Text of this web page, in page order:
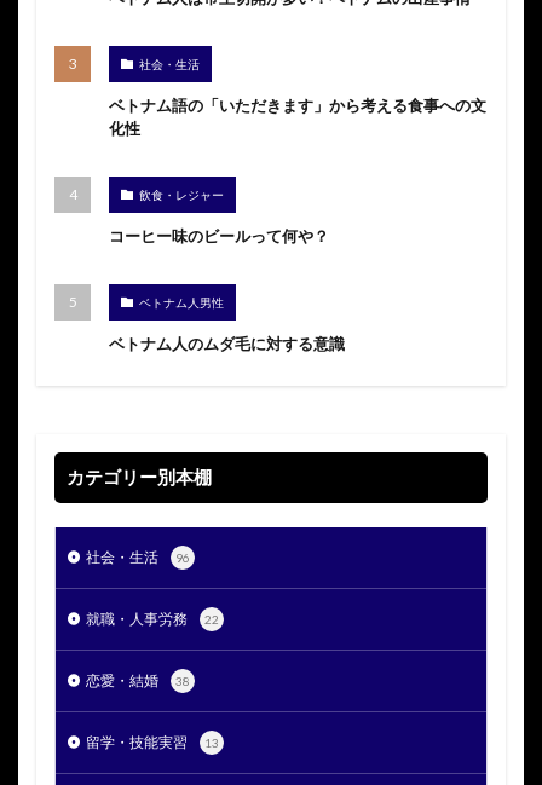
社会・生活
ベトナム語の「いただきます」から考える食事への文
化性
飲食・レジャー
コーヒー味のビールって何や？
ベトナム人男性
ベトナム人のムダ毛に対する意識
カテゴリー別本棚
社会・生活 96
就職・人事労務 22
恋愛・結婚 38
留学・技能実習 13